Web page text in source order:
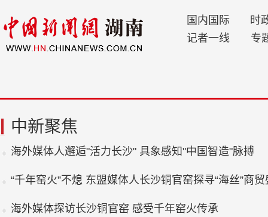
国内国际
时
记者一线
专
中新聚焦
海外媒体人邂逅"活力长沙" 具象感知"中国智造"脉搏
“千年窑火”不熄 东盟媒体人长沙铜官窑探寻“海丝”商
海外媒体探访长沙铜官窑 感受千年窑火传承